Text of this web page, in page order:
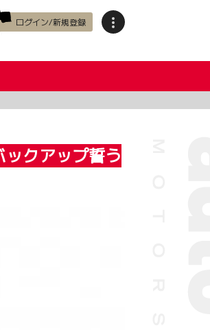
ログイン/新規登録
クアップ誓う